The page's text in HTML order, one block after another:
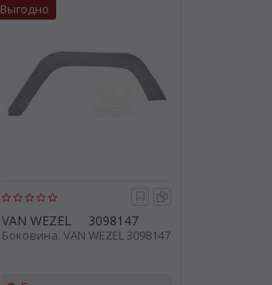
VAN WEZEL 3098147
Боковина. VAN WEZEL 3098147
Выгодно